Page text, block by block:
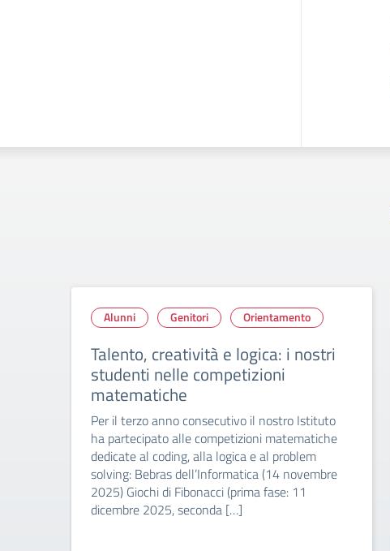
Alunni Genitori Orientamento
Talento, creatività e logica: i nostri
studenti nelle competizioni
matematiche
Per il terzo anno consecutivo il nostro Istituto
ha partecipato alle competizioni matematiche
dedicate al coding, alla logica e al problem
solving: Bebras dell’Informatica (14 novembre
2025) Giochi di Fibonacci (prima fase: 11
dicembre 2025, seconda […]